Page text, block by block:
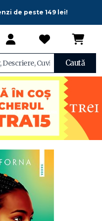
de peste 149 lei!
Caută